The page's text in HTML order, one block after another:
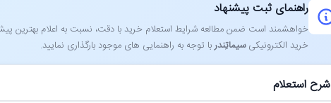
راهنمای ثبت پیشنهاد
خواهشمند است ضمن مطالعه شرایط استعلام خرید با دقت، نسبت به اعلام بهترین
خرید الکترونیکیسیماتِندربا توجه به راهنمایی ‌های موجود بارگذاری نمایید.
شرح استعلام